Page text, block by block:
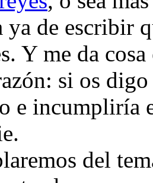
ya de escribir
Y me da
si os
e incumpliría
del